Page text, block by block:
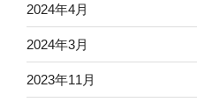
2024年4月
2024年3月
2023年11月